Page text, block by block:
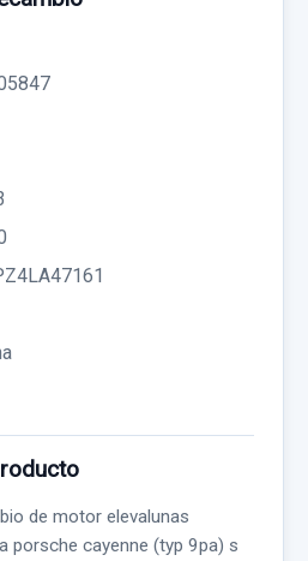
de motor elevalunas
porsche cayenne (typ 9pa) s